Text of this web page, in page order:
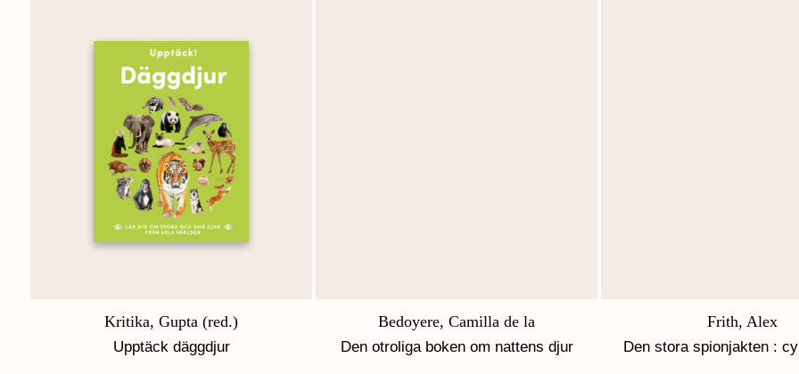
Kritika, Gupta (red.)
Upptäck däggdjur
Bedoyere, Camilla de la
Den otroliga boken om nattens djur
Frith, Alex
Den stora spionjakten :